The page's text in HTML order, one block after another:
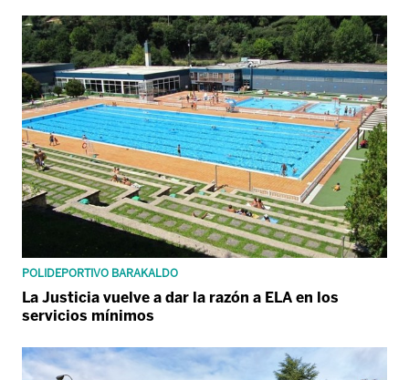
POLIDEPORTIVO BARAKALDO
La Justicia vuelve a dar la razón a ELA en los
servicios mínimos